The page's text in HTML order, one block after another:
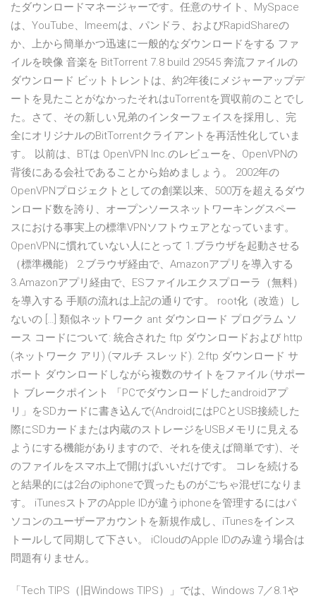
たダウンロードマネージャーです。任意のサイト、MySpace
は、YouTube、Imeemは、パンドラ、およびRapidShareの
か、上から簡単かつ迅速に一般的なダウンロードをする ファ
イルを映像 音楽を BitTorrent 7.8 build 29545 奔流ファイルの
ダウンロード ビットトレントは、約2年後にメジャーアップデ
ートを見たことがなかったそれはuTorrentを買収前のことでし
た。さて、その新しい兄弟のインターフェイスを採用し、完
全にオリジナルのBitTorrentクライアントを再活性化していま
す。 以前は、BTは OpenVPN Inc.のレビューを、OpenVPNの
背後にある会社であることから始めましょう。 2002年の
OpenVPNプロジェクトとしての創業以来、500万を超えるダウ
ンロード数を誇り、オープンソースネットワーキングスペー
スにおける事実上の標準VPNソフトウェアとなっています。
OpenVPNに慣れていない人にとって 1.ブラウザを起動させる
（標準機能） 2.ブラウザ経由で、Amazonアプリを導入する
3.Amazonアプリ経由で、ESファイルエクスプローラ（無料）
を導入する 手順の流れは上記の通りです。 root化（改造）し
ないの […] 類似ネットワーク ant ダウンロード プログラム ソ
ース コードについて: 統合された ftp ダウンロードおよび http
(ネットワーク アリ) (マルチ スレッド). 2:ftp ダウンロード サ
ポート ダウンロードしながら複数のサイトをファイル (サポー
ト ブレークポイント 「PCでダウンロードしたandroidアプ
リ」をSDカードに書き込んで(AndroidにはPCとUSB接続した
際にSDカードまたは内蔵のストレージをUSBメモリに見える
ようにする機能がありますので、それを使えば簡単です)、そ
のファイルをスマホ上で開けばいいだけです。 コレを続ける
と結果的には2台のiphoneで買ったものがごちゃ混ぜになりま
す。 iTunesストアのApple IDが違うiphoneを管理するにはパ
ソコンのユーザーアカウントを新規作成し、iTunesをインス
トールして同期して下さい。 iCloudのApple IDのみ違う場合は
問題有りません。
「Tech TIPS（旧Windows TIPS）」では、Windows 7／8.1や